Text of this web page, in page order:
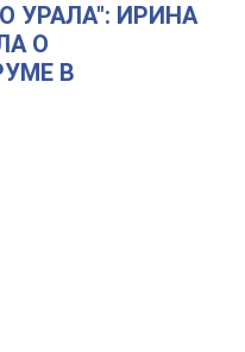
УРАЛА": ИРИНА
О
В